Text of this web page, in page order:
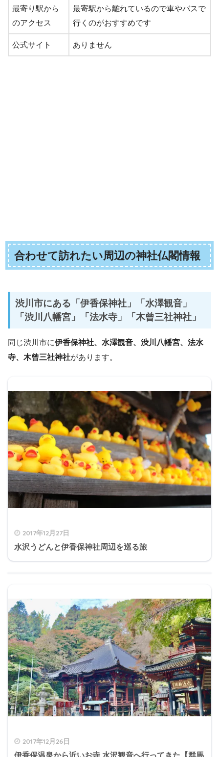
最寄り駅から
のアクセス
最寄駅から離れているので車やバスで
行くのがおすすめです
公式サイト ありません
合わせて訪れたい周辺の神社仏閣情報
渋川市にある「伊香保神社」「水澤観音」
「渋川八幡宮」「法水寺」「木曾三社神社」
同じ渋川市に伊香保神社、水澤観音、渋川八幡宮、法水
寺、木曾三社神社があります。
2017年12月27日
水沢うどんと伊香保神社周辺を巡る旅
2017年12月26日
伊香保温泉から近いお寺 水沢観音へ行ってきた【群馬